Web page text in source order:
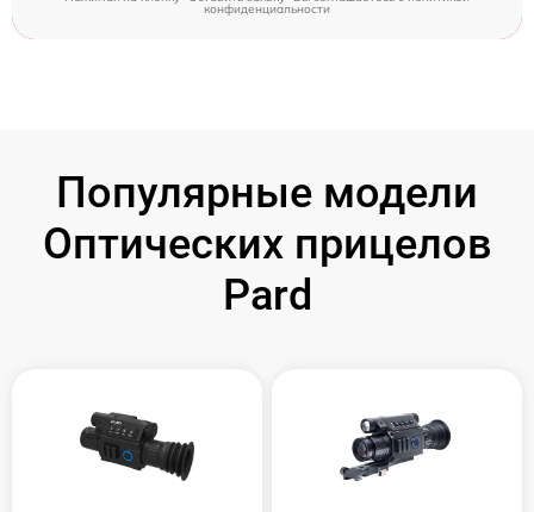
конфиденциальности
Популярные модели
Оптических прицелов
Pard